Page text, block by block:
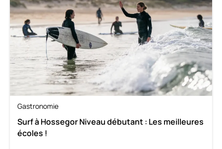
Gastronomie
Surf à Hossegor Niveau débutant : Les meilleures
écoles !